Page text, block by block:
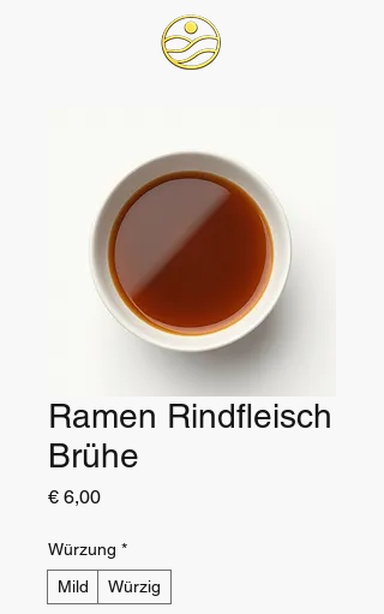
Ramen Rindfleisch
Brühe
€ 6,00Preis
Würzung *
Mild
Würzig